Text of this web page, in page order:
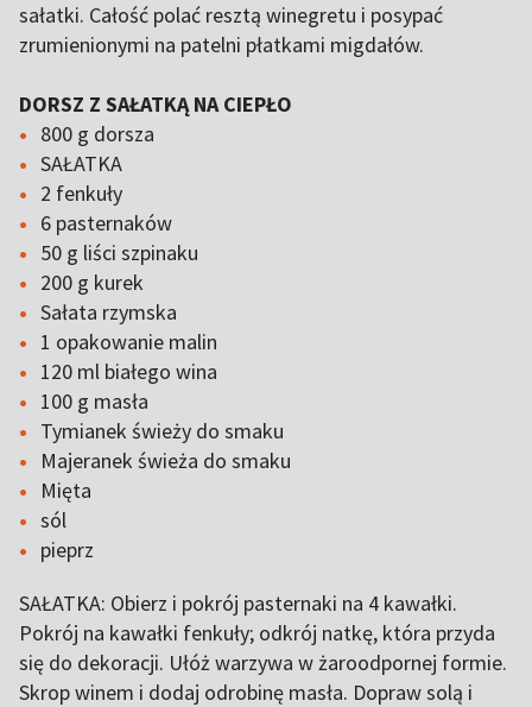
sałatki. Całość polać resztą winegretu i posypać
zrumienionymi na patelni płatkami migdałów.
DORSZ Z SAŁATKĄ NA CIEPŁO
800 g dorsza
SAŁATKA
2 fenkuły
6 pasternaków
50 g liści szpinaku
200 g kurek
Sałata rzymska
1 opakowanie malin
120 ml białego wina
100 g masła
Tymianek świeży do smaku
Majeranek świeża do smaku
Mięta
sól
pieprz
SAŁATKA: Obierz i pokrój pasternaki na 4 kawałki.
Pokrój na kawałki fenkuły; odkrój natkę, która przyda
się do dekoracji. Ułóż warzywa w żaroodpornej formie.
Skrop winem i dodaj odrobinę masła. Dopraw solą i